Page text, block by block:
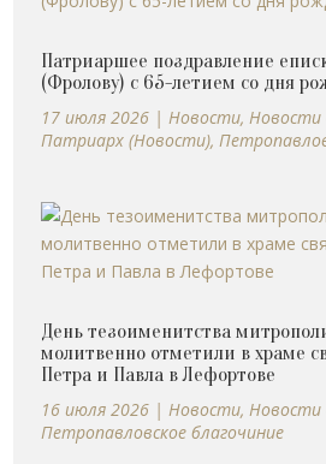
Патриаршее поздравление
(Фролову) с 65-летием со дня
17 июля 2026 |Новости,Новости
Патриарх (Новости),
День тезоименитства
молитвенно отметили в храме
Петра и Павла в Лефортове
16 июля 2026 |Новости,Новости
Петропавловское благочиние